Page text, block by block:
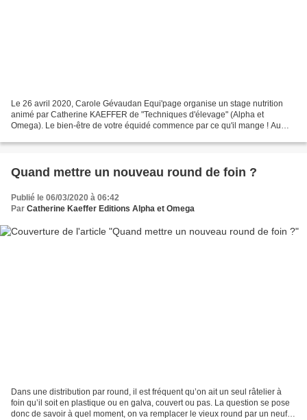
Le 26 avril 2020, Carole Gévaudan Equi'page organise un stage nutrition
animé par Catherine KAEFFER de "Techniques d'élevage" (Alpha et
Omega). Le bien-être de votre équidé commence par ce qu'il mange ! Au
Quand mettre un nouveau round de foin ?
Publié le 06/03/2020 à 06:42
Par Catherine Kaeffer Editions Alpha et Omega
Dans une distribution par round, il est fréquent qu’on ait un seul râtelier à
foin qu’il soit en plastique ou en galva, couvert ou pas. La question se pose
donc de savoir à quel moment, on va remplacer le vieux round par un neuf.